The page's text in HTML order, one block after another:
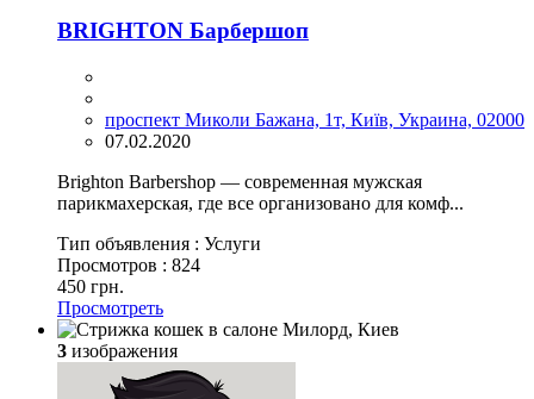
BRIGHTON Барбершоп
проспект Миколи Бажана, 1т, Київ, Украина, 02000
07.02.2020
Brighton Barbershop — современная мужская
парикмахерская, где все организовано для комф...
Тип объявления : Услуги
Просмотров : 824
450 грн.
Просмотреть
3 изображения